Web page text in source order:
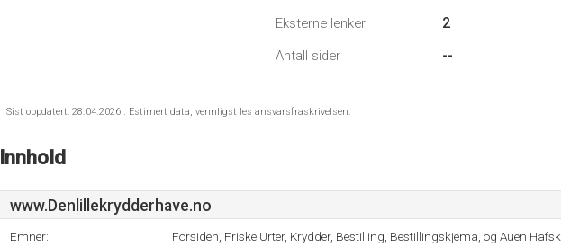
Eksterne lenker 2
Antall sider --
Sist oppdatert: 28.04.2026 . Estimert data, vennligst les ansvarsfraskrivelsen.
Innhold
www.Denlillekrydderhave.no
Emner: Forsiden, Friske Urter, Krydder, Bestilling, Bestillingskjema, og Auen